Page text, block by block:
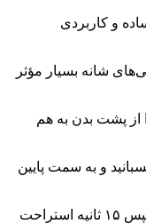
شانه بسیار مؤثر
از پشت بدن به هم
و به سمت پایین
برای ۳۰ ثانیه به کف دست‌ها فشار دهید، سپس ۱۵ ثانیه استراحت